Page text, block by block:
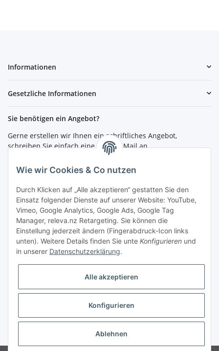
Informationen
Gesetzliche Informationen
Sie benötigen ein Angebot?
Gerne erstellen wir Ihnen ein schriftliches Angebot,
schreiben Sie einfach eine kurze E-Mail an
Bestellen per Fax oder Tel:
Tel.: 0261 / 50089561
Fax: 0261 / 50089555
So erreichen Sie uns
Shop.4teachers.de
Maximinstraße 1
56072 Koblenz
Tel.: 0261 / 50089561
Vertrag widerrufen
* Alle Preise inkl. gesetzlicher USt., zzgl.Versand
Wie wir Cookies & Co nutzen
Durch Klicken auf „Alle akzeptieren“ gestatten Sie den
Einsatz folgender Dienste auf unserer Website: YouTube,
Vimeo, Google Analytics, Google Ads, Google Tag
Manager, releva.nz Retargeting. Sie können die
Einstellung jederzeit ändern (Fingerabdruck-Icon links
unten). Weitere Details finden Sie unte Konfigurieren und
in unserer Datenschutzerklärung.
Alle akzeptieren
Konfigurieren
Ablehnen